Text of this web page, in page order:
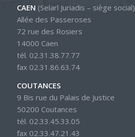
CAEN (Selarl Juriadis – siège social)
Allée des Passeroses
72 rue des Rosiers
14000 Caen
tél. 02.31.38.77.77
fax 02.31.86.63.74
COUTANCES
9 Bis rue du Palais de Justice
50200 Coutances
tél. 02.33.45.33.05
fax 02.33.47.21.43